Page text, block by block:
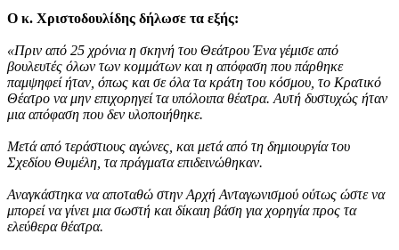
Ο κ. Χριστοδουλίδης δήλωσε τα εξής:
«Πριν από 25 χρόνια η σκηνή του Θεάτρου Ένα γέμισε από
βουλευτές όλων των κομμάτων και η απόφαση που πάρθηκε
παμψηφεί ήταν, όπως και σε όλα τα κράτη του κόσμου, το Κρατικό
Θέατρο να μην επιχορηγεί τα υπόλοιπα θέατρα. Αυτή δυστυχώς ήταν
μια απόφαση που δεν υλοποιήθηκε.
Μετά από τεράστιους αγώνες, και μετά από τη δημιουργία του
Σχεδίου Θυμέλη, τα πράγματα επιδεινώθηκαν.
Αναγκάστηκα να αποταθώ στην Αρχή Ανταγωνισμού ούτως ώστε να
μπορεί να γίνει μια σωστή και δίκαιη βάση για χορηγία προς τα
ελεύθερα θέατρα.